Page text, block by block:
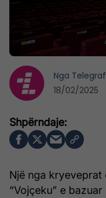
Një nga
“Vojçeku” e
Nga
18/02/2025